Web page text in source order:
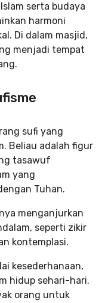
serta budaya
harmoni
Di dalam masjid,
menjadi tempat
sufi yang
Beliau adalah figur
tasawuf
yang
Tuhan.
menganjurkan
seperti zikir
kontemplasi.
kesederhanaan,
hidup sehari-hari.
orang untuk